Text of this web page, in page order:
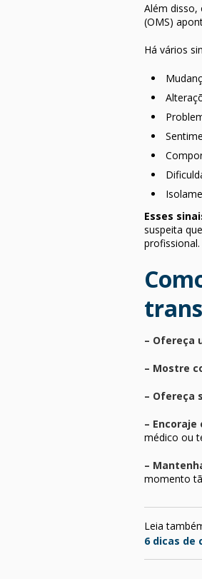
Além disso,
(OMS)
Há vários
Esses
suspeita
profissional.
– Ofereça
– Mostre
– Ofereça
–
médico ou
–
momento
Leia
6 dicas de